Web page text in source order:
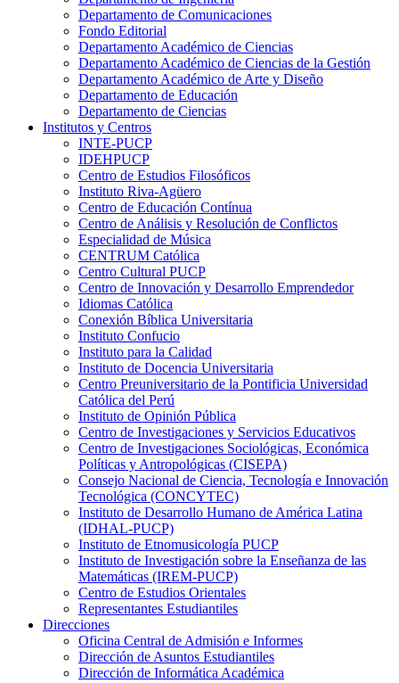
Departamento de Comunicaciones
Fondo Editorial
Departamento Académico de Ciencias
Departamento Académico de Ciencias de la Gestión
Departamento Académico de Arte y Diseño
Departamento de Educación
Departamento de Ciencias
Institutos y Centros
INTE-PUCP
IDEHPUCP
Centro de Estudios Filosóficos
Instituto Riva-Agüero
Centro de Educación Contínua
Centro de Análisis y Resolución de Conflictos
Especialidad de Música
CENTRUM Católica
Centro Cultural PUCP
Centro de Innovación y Desarrollo Emprendedor
Idiomas Católica
Conexión Bíblica Universitaria
Instituto Confucio
Instituto para la Calidad
Instituto de Docencia Universitaria
Centro Preuniversitario de la Pontificia Universidad
Católica del Perú
Instituto de Opinión Pública
Centro de Investigaciones y Servicios Educativos
Centro de Investigaciones Sociológicas, Económica
Políticas y Antropológicas (CISEPA)
Consejo Nacional de Ciencia, Tecnología e Innovación
Tecnológica (CONCYTEC)
Instituto de Desarrollo Humano de América Latina
(IDHAL-PUCP)
Instituto de Etnomusicología PUCP
Instituto de Investigación sobre la Enseñanza de las
Matemáticas (IREM-PUCP)
Centro de Estudios Orientales
Representantes Estudiantiles
Direcciones
Oficina Central de Admisión e Informes
Dirección de Asuntos Estudiantiles
Dirección de Informática Académica